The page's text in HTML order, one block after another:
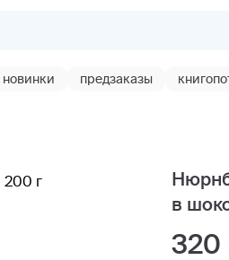
новинки предзаказы
в
320